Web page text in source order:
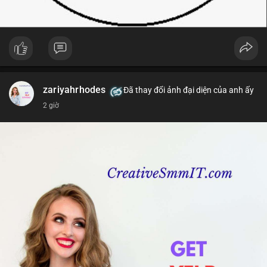
zariyahrhodes Đã thay đổi ảnh đại diện của anh ấy
2 giờ